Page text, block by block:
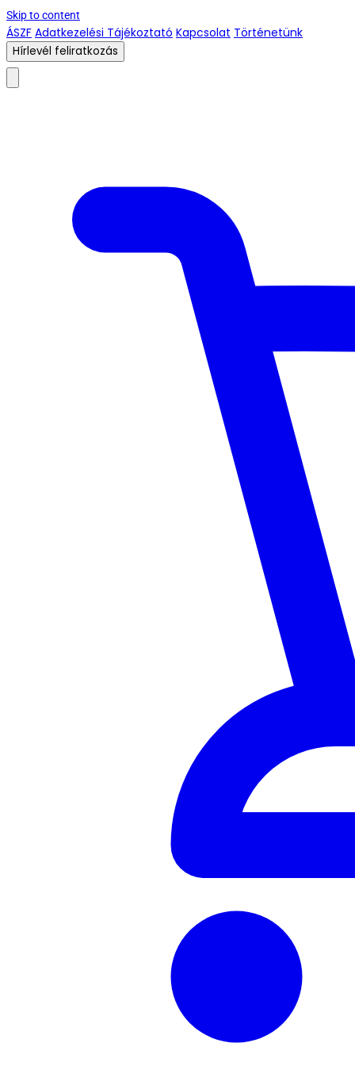
Skip to content
ÁSZF Adatkezelési Tájékoztató Kapcsolat Történetünk
Hírlevél feliratkozás